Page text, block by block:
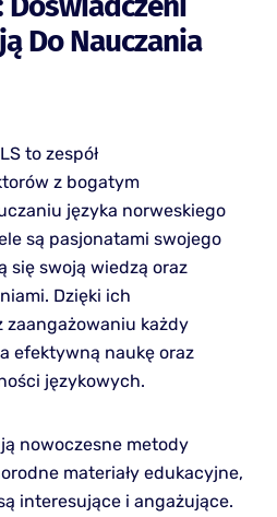
Do Nauczania
to zespół
z bogatym
języka norweskiego
są pasjonatami swojego
się swoją wiedzą oraz
Dzięki ich
zaangażowaniu każdy
efektywną naukę oraz
językowych.
nowoczesne metody
materiały edukacyjne,
interesujące i angażujące.